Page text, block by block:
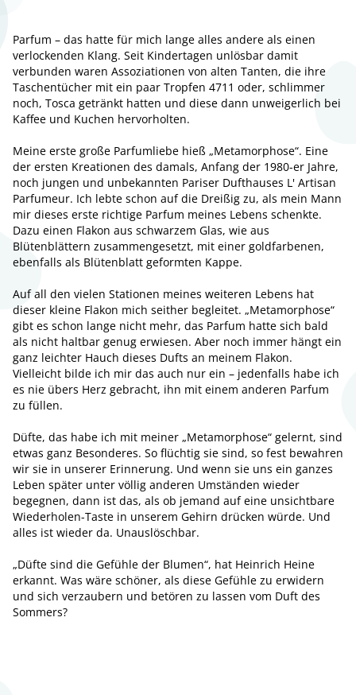
Parfum – das hatte für mich lange alles andere als einen
verlockenden Klang. Seit Kindertagen unlösbar damit
verbunden waren Assoziationen von alten Tanten, die ihre
Taschentücher mit ein paar Tropfen 4711 oder, schlimmer
noch, Tosca getränkt hatten und diese dann unweigerlich bei
Kaffee und Kuchen hervorholten.
Meine erste große Parfumliebe hieß „Metamorphose“. Eine
der ersten Kreationen des damals, Anfang der 1980-er Jahre,
noch jungen und unbekannten Pariser Dufthauses L' Artisan
Parfumeur. Ich lebte schon auf die Dreißig zu, als mein Mann
mir dieses erste richtige Parfum meines Lebens schenkte.
Dazu einen Flakon aus schwarzem Glas, wie aus
Blütenblättern zusammengesetzt, mit einer goldfarbenen,
ebenfalls als Blütenblatt geformten Kappe.
Auf all den vielen Stationen meines weiteren Lebens hat
dieser kleine Flakon mich seither begleitet. „Metamorphose“
gibt es schon lange nicht mehr, das Parfum hatte sich bald
als nicht haltbar genug erwiesen. Aber noch immer hängt ein
ganz leichter Hauch dieses Dufts an meinem Flakon.
Vielleicht bilde ich mir das auch nur ein – jedenfalls habe ich
es nie übers Herz gebracht, ihn mit einem anderen Parfum
zu füllen.
Düfte, das habe ich mit meiner „Metamorphose“ gelernt, sind
etwas ganz Besonderes. So flüchtig sie sind, so fest bewahren
wir sie in unserer Erinnerung. Und wenn sie uns ein ganzes
Leben später unter völlig anderen Umständen wieder
begegnen, dann ist das, als ob jemand auf eine unsichtbare
Wiederholen-Taste in unserem Gehirn drücken würde. Und
alles ist wieder da. Unauslöschbar.
„Düfte sind die Gefühle der Blumen“, hat Heinrich Heine
erkannt. Was wäre schöner, als diese Gefühle zu erwidern
und sich verzaubern und betören zu lassen vom Duft des
Sommers?